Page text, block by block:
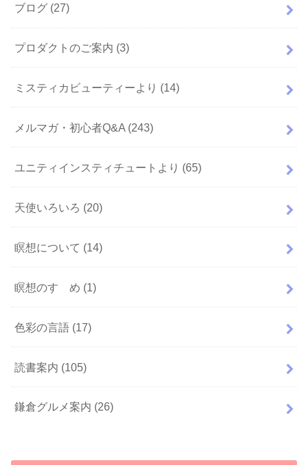
ブログ (27)
プロダクトのご案内 (3)
ミスティカビューティーより (14)
メルマガ・初心者Q&A (243)
ユニティインスティチュートより (65)
天使いろいろ (20)
瞑想について (14)
瞑想のすゝめ (1)
色彩の言語 (17)
読書案内 (105)
鎌倉グルメ案内 (26)